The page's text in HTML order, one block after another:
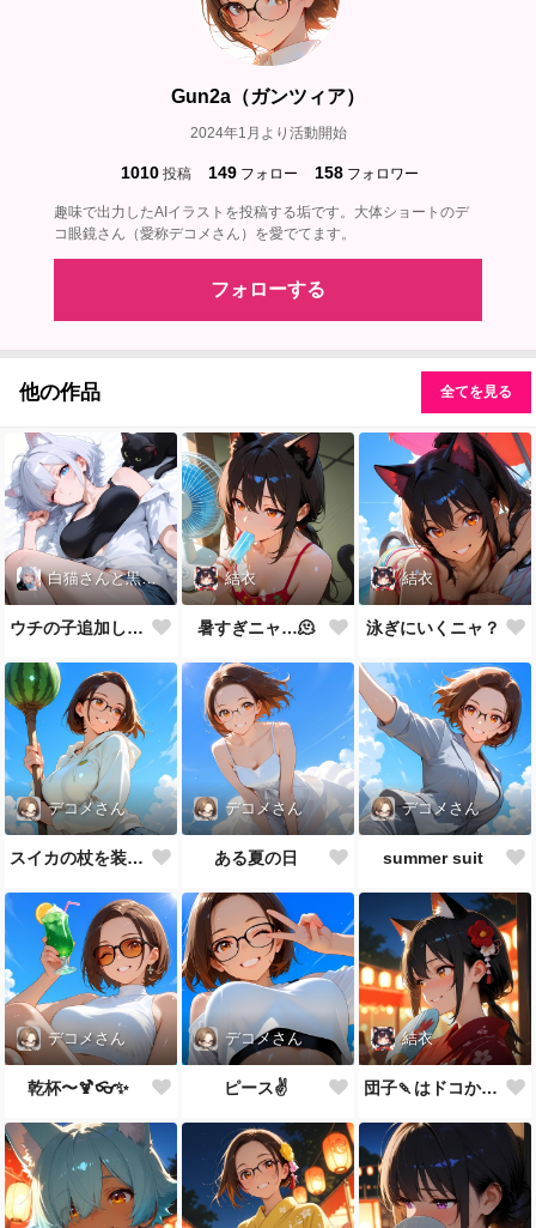
Gun2a（ガンツィア）
2024年1月より活動開始
1010 投稿 149 フォロー 158 フォロワー
趣味で出力したAIイラストを投稿する垢です。大体ショートのデ
コ眼鏡さん（愛称デコメさん）を愛でてます。
フォローする
他の作品 全てを見る
白猫さんと黒猫先生
ウチの子追加しました
結衣
暑すぎニャ…🫠
結衣
泳ぎにいくニャ？
デコメさん
スイカの杖を装備した
デコメさん
ある夏の日
デコメさん
summer suit
デコメさん
乾杯〜🍹👓✨
デコメさん
ピース✌️
結衣
団子🍡はドコかニャ？